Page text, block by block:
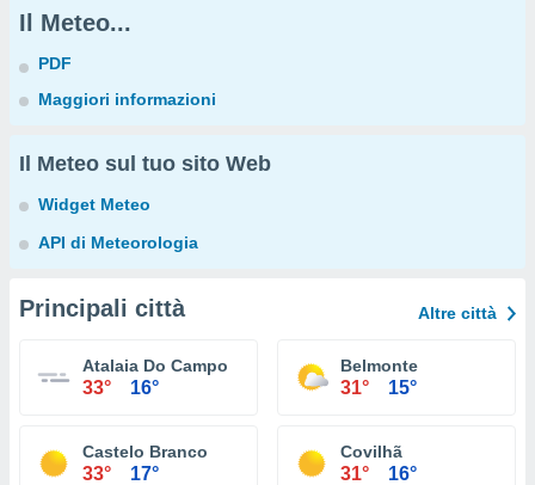
Il Meteo...
PDF
Maggiori informazioni
Il Meteo sul tuo sito Web
Widget Meteo
API di Meteorologia
Principali città Altre città
Atalaia Do Campo
33° 16°
Belmonte
31° 15°
Castelo Branco
33° 17°
Covilhã
31° 16°